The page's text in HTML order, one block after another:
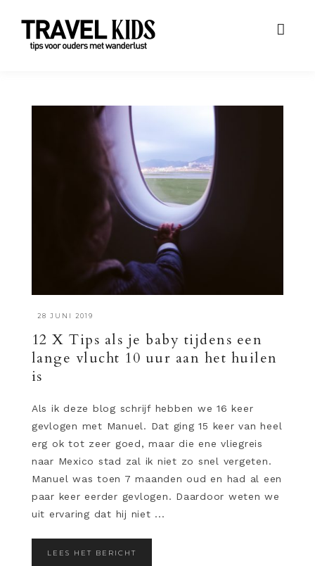
28 JUNI 2019
12 X Tips als je baby tijdens een
lange vlucht 10 uur aan het huilen
is
Als ik deze blog schrijf hebben we 16 keer
gevlogen met Manuel. Dat ging 15 keer van heel
erg ok tot zeer goed, maar die ene vliegreis
naar Mexico stad zal ik niet zo snel vergeten.
Manuel was toen 7 maanden oud en had al een
paar keer eerder gevlogen. Daardoor weten we
uit ervaring dat hij niet ...
LEES HET BERICHT